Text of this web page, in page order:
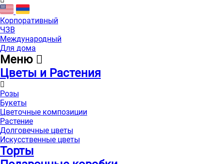
Корпоративный
ЧЗВ
Международный
Для дома
Меню
Цветы и Растения
Розы
Букеты
Цветочные композиции
Растение
Долговечные цветы
Искусственные цветы
Торты